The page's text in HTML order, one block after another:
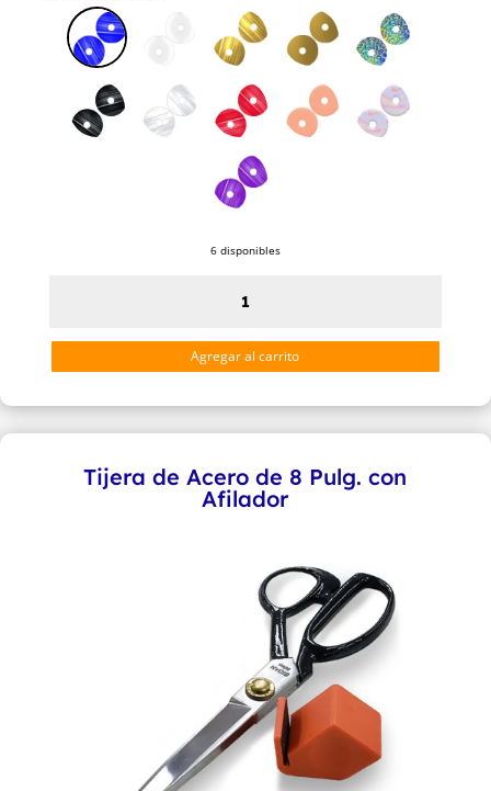
6 disponibles
Rollo
Textil
Termoadhesivo
de
cantidad
Agregar al carrito
Tijera de Acero de 8 Pulg. con
Afilador